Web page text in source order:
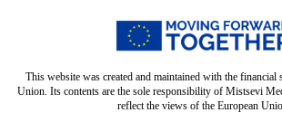
This website was created and maintained with the financial
Union. Its contents are the sole responsibility of Mistsevi
reflect the views of the European